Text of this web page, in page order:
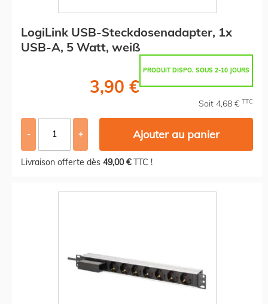
LogiLink USB-Steckdosenadapter, 1x
USB-A, 5 Watt, weiß
PRODUIT DISPO. SOUS 2-10 JOURS
3,90 €
Soit 4,68 € TTC
- + Ajouter au panier
Livraison offerte dès 49,00 €TTC !